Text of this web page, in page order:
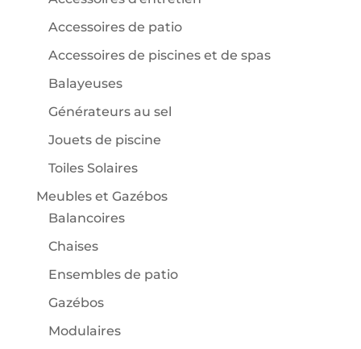
Accessoires de patio
Accessoires de piscines et de spas
Balayeuses
Générateurs au sel
Jouets de piscine
Toiles Solaires
Meubles et Gazébos
Balancoires
Chaises
Ensembles de patio
Gazébos
Modulaires